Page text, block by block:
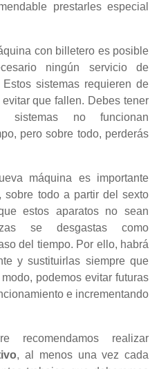
prestarles especial
con billetero es posible
ningún servicio de
sistemas requieren de
que fallen. Debes tener
no funcionan
pero sobre todo, perderás
máquina es importante
sobre todo a partir del sexto
estos aparatos no sean
se desgastas como
del tiempo. Por ello, habrá
y sustituirlas siempre que
podemos evitar futuras
e incrementando
recomendamos realizar
, al menos una vez cada